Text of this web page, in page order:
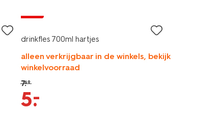
drinkfles 700ml hartjes
alleen verkrijgbaar in de winkels, bekijk
winkelvoorraad
7.69
5.
–